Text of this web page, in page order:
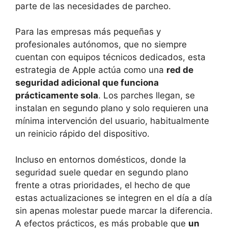
parte de las necesidades de parcheo.
Para las empresas más pequeñas y
profesionales autónomos, que no siempre
cuentan con equipos técnicos dedicados, esta
estrategia de Apple actúa como una red de
seguridad adicional que funciona
prácticamente sola. Los parches llegan, se
instalan en segundo plano y solo requieren una
mínima intervención del usuario, habitualmente
un reinicio rápido del dispositivo.
Incluso en entornos domésticos, donde la
seguridad suele quedar en segundo plano
frente a otras prioridades, el hecho de que
estas actualizaciones se integren en el día a día
sin apenas molestar puede marcar la diferencia.
A efectos prácticos, es más probable que un